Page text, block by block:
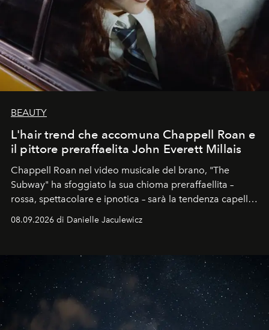
BEAUTY
L'hair trend che accomuna Chappell Roan e
il pittore preraffaelita John Everett Millais
Chappell Roan nel video musicale del brano, "The
Subway" ha sfoggiato la sua chioma preraffaellita –
rossa, spettacolare e ipnotica – sarà la tendenza capelli
dell'autunno?
08.09.2026 di Danielle Jaculewicz